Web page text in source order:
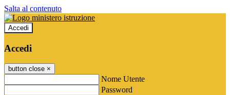
Salta al contenuto
Accedi
Accedi
button close ×
Nome Utente
Password